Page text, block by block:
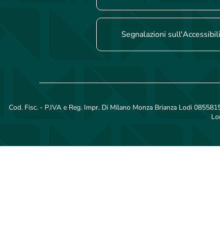
Segnalazioni
Cod. Fisc. - P.IVA e Reg. Impr. Di Milano Monza Brianza Lodi